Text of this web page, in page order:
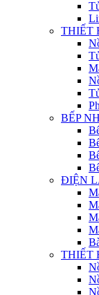
THIẾT
BẾP
ĐIỆN
THIẾT